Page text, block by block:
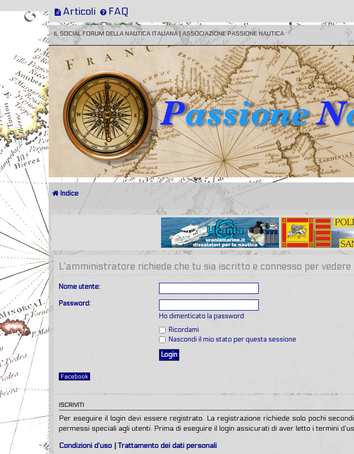
Articoli FAQ
IL SOCIAL FORUM DELLA NAUTICA ITALIANA | ASSOCIAZIONE PASSIONE NAUTICA
Indice
L’amministratore richiede che tu sia iscritto e connesso per
Nome utente:
Password:
Ho dimenticato la password
Ricordami
Nascondi il mio stato per questa sessione
Facebook
ISCRIVITI
Per eseguire il login devi essere registrato. La registrazione richiede solo pochi
permessi speciali agli utenti. Prima di eseguire il login assicurati di aver letto i termini
Condizioni d’uso |Trattamento dei dati personali